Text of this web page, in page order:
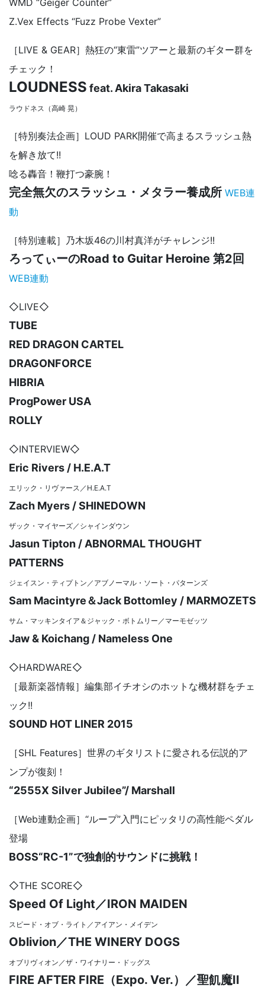
Z.Vex Effects “Fuzz Probe Vexter”
［LIVE & GEAR］熱狂の“東雷”ツアーと最新のギター群を
チェック！
LOUDNESS feat. Akira Takasaki
ラウドネス（高崎 晃）
［特別奏法企画］LOUD PARK開催で高まるスラッシュ熱
を解き放て!!
唸る轟音！鞭打つ豪腕！
完全無欠のスラッシュ・メタラー養成所 WEB連
動
［特別連載］乃木坂46の川村真洋がチャレンジ!!
ろってぃーのRoad to Guitar Heroine 第2回
WEB連動
◇LIVE◇
TUBE
RED DRAGON CARTEL
DRAGONFORCE
HIBRIA
ProgPower USA
ROLLY
◇INTERVIEW◇
Eric Rivers / H.E.A.T
エリック・リヴァース／H.E.A.T
Zach Myers / SHINEDOWN
ザック・マイヤーズ／シャインダウン
Jasun Tipton / ABNORMAL THOUGHT
PATTERNS
ジェイスン・ティプトン／アブノーマル・ソート・パターンズ
Sam Macintyre＆Jack Bottomley / MARMOZETS
サム・マッキンタイア＆ジャック・ボトムリー／マーモゼッツ
Jaw & Koichang / Nameless One
◇HARDWARE◇
［最新楽器情報］編集部イチオシのホットな機材群をチェ
ック!!
SOUND HOT LINER 2015
［SHL Features］世界のギタリストに愛される伝説的ア
ンプが復刻！
“2555X Silver Jubilee”/ Marshall
［Web連動企画］“ループ”入門にピッタリの高性能ペダル
登場
BOSS“RC-1”で独創的サウンドに挑戦！
◇THE SCORE◇
Speed Of Light／IRON MAIDEN
スピード・オブ・ライト／アイアン・メイデン
Oblivion／THE WINERY DOGS
オブリヴィオン／ザ・ワイナリー・ドッグス
FIRE AFTER FIRE（Expo. Ver.）／聖飢魔II